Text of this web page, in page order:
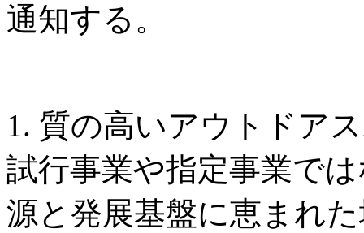
通知する。
1. 質の高いアウトドア
試行事業や指定事業で
源と発展基盤に恵まれ